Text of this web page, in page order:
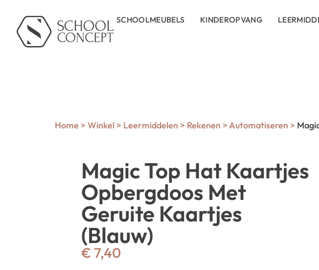
SCHOOLMEUBELS KINDEROPVANG
Home > Winkel > Leermiddelen > Rekenen >Automatiseren >
Magic Top Hat Kaartjes
Opbergdoos Met
Geruite Kaartjes
(Blauw)
€ 7,40